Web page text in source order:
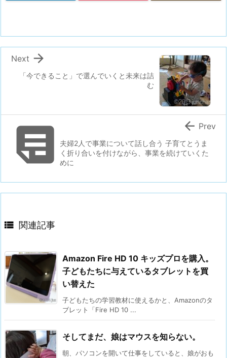
「今できること」で選んでいくと未来は詰
む

Next
夫婦2人で事業について話し合う 子育てとうま
く折り合いを付けながら、事業を続けていくた
めに
 Prev
 関連記事
Amazon Fire HD 10 キッズプロを購入。
子どもたちに与えているタブレットを買
い替えた
子どもたちの学習教材に使えるかと、Amazonのタ
ブレット「Fire HD 10 ...
そしてまだ、娘はマウスを知らない。
朝、パソコンを開いて仕事をしていると、娘がおも